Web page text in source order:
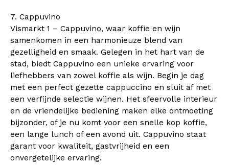
7. Cappuvino
Vismarkt 1 – Cappuvino, waar koffie en wijn
samenkomen in een harmonieuze blend van
gezelligheid en smaak. Gelegen in het hart van de
stad, biedt Cappuvino een unieke ervaring voor
liefhebbers van zowel koffie als wijn. Begin je dag
met een perfect gezette cappuccino en sluit af met
een verfijnde selectie wijnen. Het sfeervolle interieur
en de vriendelijke bediening maken elke ontmoeting
bijzonder, of je nu komt voor een snelle kop koffie,
een lange lunch of een avond uit. Cappuvino staat
garant voor kwaliteit, gastvrijheid en een
onvergetelijke ervaring.